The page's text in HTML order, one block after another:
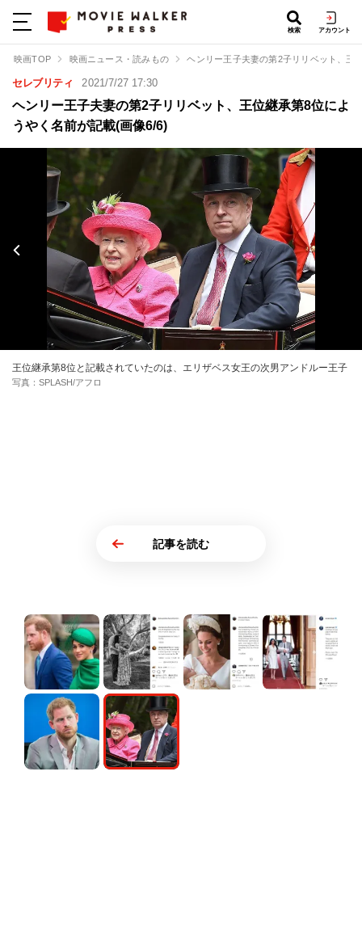
検索 アカウント
映画TOP 映画ニュース・読みもの ヘンリー王子夫妻の第2子リリベット、王
セレブリティ 2021/7/27 17:30
ヘンリー王子夫妻の第2子リリベット、王位継承第8位によ
うやく名前が記載(画像6/6)
王位継承第8位と記載されていたのは、エリザベス女王の次男アンドルー王子
写真：SPLASH/アフロ
記事を読む